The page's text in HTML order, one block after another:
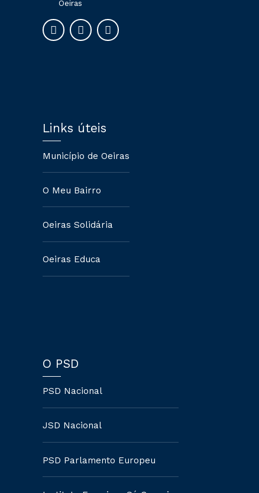
Oeiras
Links úteis
Município de Oeiras
O Meu Bairro
Oeiras Solidária
Oeiras Educa
O PSD
PSD Nacional
JSD Nacional
PSD Parlamento Europeu